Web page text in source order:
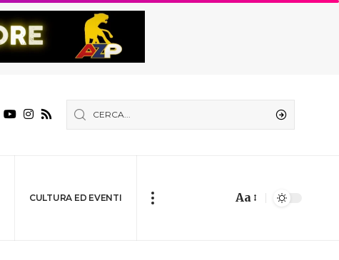
CULTURA ED EVENTI Aa